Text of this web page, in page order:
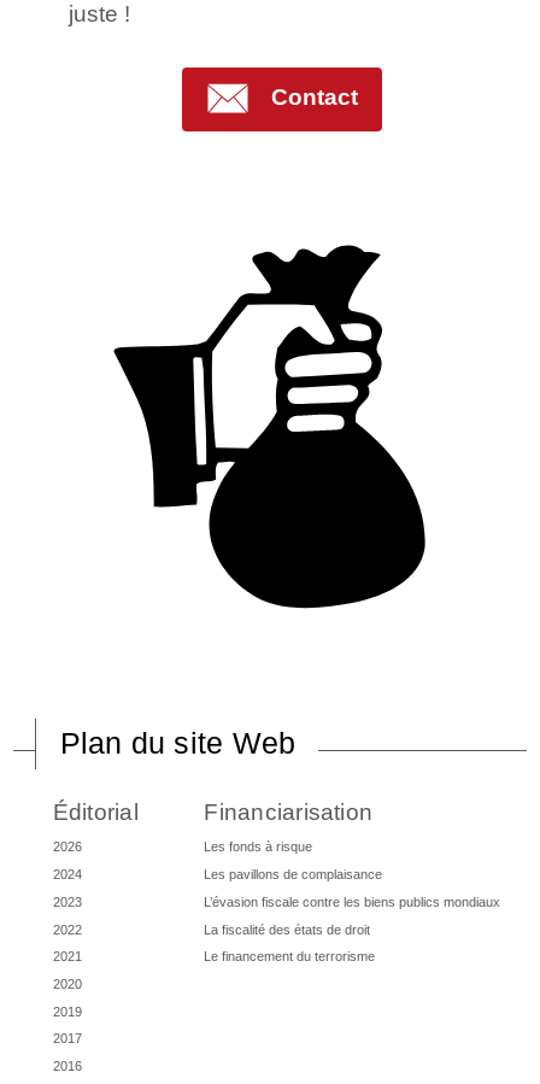
juste !
Contact
Plan du site Web
Éditorial
2026
2024
2023
2022
2021
2020
2019
2017
2016
Financiarisation
Les fonds à risque
Les pavillons de complaisance
L’évasion fiscale contre les biens publics mondiaux
La fiscalité des états de droit
Le financement du terrorisme